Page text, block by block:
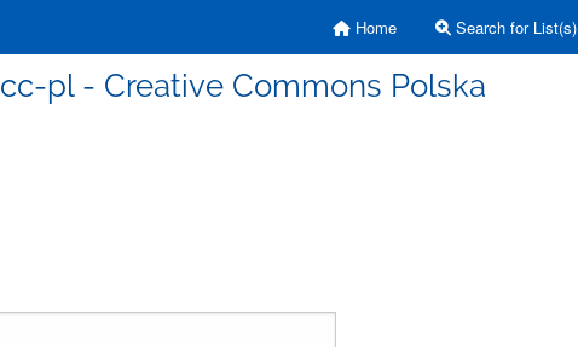
Home Search for List(s)
cc-pl - Creative Commons Polska